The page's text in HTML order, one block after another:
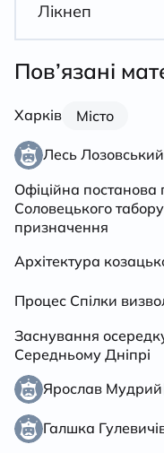
Лікнеп
Пов’язані
Харків Місто
Лесь Лозовський
Офіційна постанова
Соловецького
призначення
Архітектура
Процес Спілки
Заснування
Середньому Дніпрі
Ярослав Мудрий
Галшка